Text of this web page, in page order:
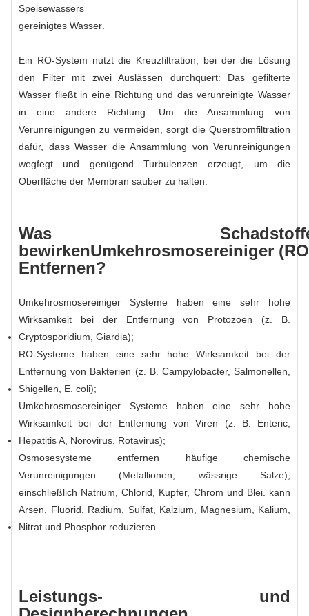
Speisewassers
gereinigtes Wasser.
Ein RO-System nutzt die Kreuzfiltration, bei der die Lösung
den Filter mit zwei Auslässen durchquert: Das gefilterte
Wasser fließt in eine Richtung und das verunreinigte Wasser
in eine andere Richtung. Um die Ansammlung von
Verunreinigungen zu vermeiden, sorgt die Querstromfiltration
dafür, dass Wasser die Ansammlung von Verunreinigungen
wegfegt und genügend Turbulenzen erzeugt, um die
Oberfläche der Membran sauber zu halten.
Was
bewirkenUmkehrosmosereiniger
Entfernen?
Umkehrosmosereiniger Systeme haben eine sehr hohe
Wirksamkeit bei der Entfernung von Protozoen (z. B.
Cryptosporidium, Giardia);
RO-Systeme haben eine sehr hohe Wirksamkeit bei der
Entfernung von Bakterien (z. B. Campylobacter, Salmonellen,
Shigellen, E. coli);
Umkehrosmosereiniger Systeme haben eine sehr hohe
Wirksamkeit bei der Entfernung von Viren (z. B. Enteric,
Hepatitis A, Norovirus, Rotavirus);
Osmosesysteme entfernen häufige chemische
Verunreinigungen (Metallionen, wässrige Salze),
einschließlich Natrium, Chlorid, Kupfer, Chrom und Blei. kann
Arsen, Fluorid, Radium, Sulfat, Kalzium, Magnesium, Kalium,
Nitrat und Phosphor reduzieren.
Leistungs- und